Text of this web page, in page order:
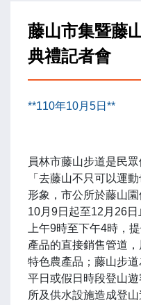
藤山市集暨藤
典禮記者會
**110年10月5日**
員林市藤山步道是民
「去藤山不只可以運
形象，市公所於藤山
10月9日起至12月26
上午9時至下午4時，
產品的直接銷售管道
特色農產品；藤山步
平日或假日時段登山
所及供水設施造成登